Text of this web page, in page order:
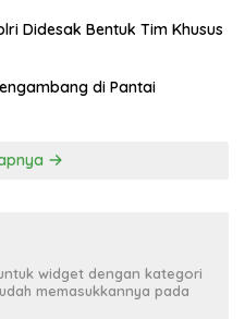
Didesak Bentuk Tim Khusus
di Pantai
widget dengan kategori
memasukkannya pada